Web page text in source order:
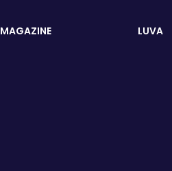
MAGAZINE LUVA